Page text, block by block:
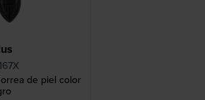
de piel color